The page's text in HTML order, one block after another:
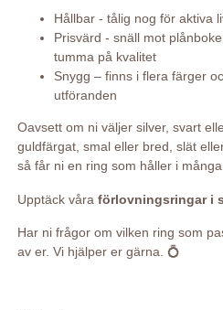
Hållbar - tålig nog för aktiva
Prisvärd - snäll mot
tumma på kvalitet
Snygg – finns i flera färger
utföranden
Oavsett om ni väljer silver, svart
guldfärgat, smal eller bred, slät
så får ni en ring som håller i
Upptäck våra förlovningsringar i
Har ni frågor om vilken ring som
av er. Vi hjälper er gärna. 💍